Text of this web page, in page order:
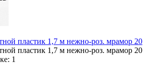
пластик 1,7 м нежно-роз. мрамор 20
пластик 1,7 м нежно-роз. мрамор 20
1